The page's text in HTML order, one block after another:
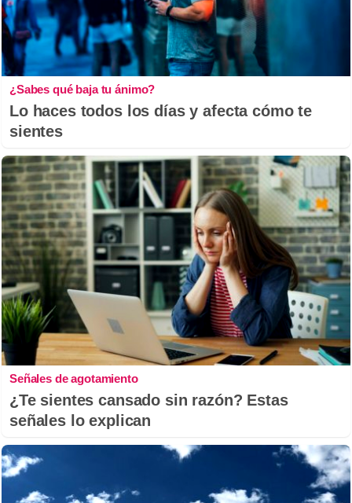
¿Sabes qué baja tu ánimo?
Lo haces todos los días y afecta cómo te
sientes
Señales de agotamiento
¿Te sientes cansado sin razón? Estas
señales lo explican